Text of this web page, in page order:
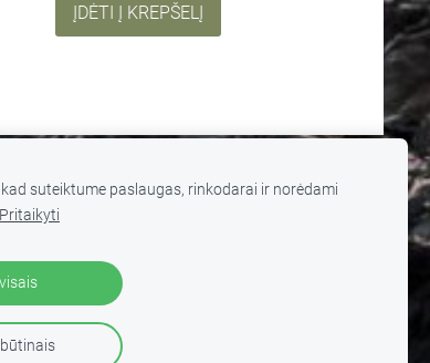
ĮDĖTI Į KREPŠELĮ
autorių sutikimo draudžiama
suteiktume paslaugas, rinkodarai ir norėdami
Pritaikyti